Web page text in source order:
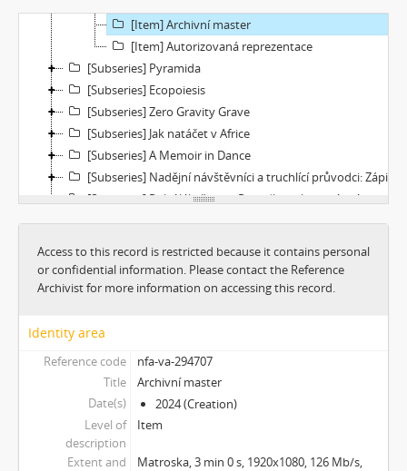
[Item] Archivní master
[Item] Autorizovaná reprezentace
[Subseries] Pyramida
[Subseries] Ecopoiesis
[Subseries] Zero Gravity Grave
[Subseries] Jak natáčet v Africe
[Subseries] A Memoir in Dance
[Subseries] Nadějní návštěvníci a truchlící průvodci: Zápisky z cestovního deníku temného turisty
[Subseries] Polní lékař aneb Pravidla styku s místními e-dívkami
[Subseries] Ruvja a Morena
[Subseries] Říká se, že nejdelší sen trvá 45 minut
[Subseries] Ke kořenům
[Subseries] tryin to sport something
[Subseries] Snowblind
[Subseries] Shores of the Same Sea
[Subseries] Houby
[Subseries] Noro, přijde k tobě nečekaný host
Access to this record is restricted because it contains personal
or confidential information. Please contact the Reference
Archivist for more information on accessing this record.
Identity area
Reference code
nfa-va-294707
Title
Archivní master
Date(s)
2024 (Creation)
Level of
description
Item
Extent and
Matroska, 3 min 0 s, 1920x1080, 126 Mb/s,